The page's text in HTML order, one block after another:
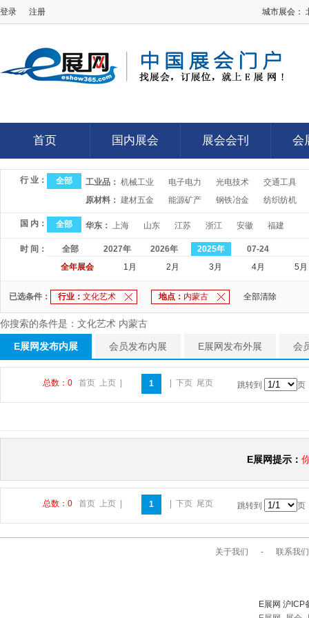
登录 注册 城市展会：
首页
首页
国内展会
国内展会
展会会刊
展会会刊
会
会
行 业： 全部 工业品： 机械工业 电子电力 光电技术
交通工具
原材料： 建材五金 能源矿产 钢铁冶金 纺织纺机
国 内： 全部 华东： 上海 山东 江苏 浙江 安徽 福建
时 间： 全部 2027年 2026年 2025年
07-24
全年展会
1月 2月 3月 4月 5月
已选条件： 行业： 文化艺术 地点： 内蒙古 全部清除
你搜索的条件是：文化艺术 内蒙古
E展网发布内展 会员发布内展 E展网发布外展 会
总数：0 首页 上页 1 下页 尾页 跳转到 页
E展网提示：
总数：0 首页 上页 1 下页 尾页 跳转到 页
关于我们 - 联系我们
E展网 沪